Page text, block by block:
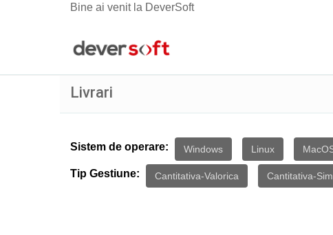
Bine ai venit la DeverSoft
Livrari
Sistem de operare: Windows Linux
Tip Gestiune: Cantitativa-Valorica Cantitativa-